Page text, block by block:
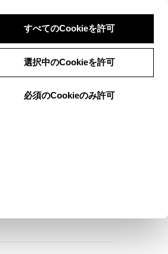
すべてのCookieを許可
選択中のCookieを許可
必須のCookieのみ許可
ログイン 検索 メニュー
ご購入相談